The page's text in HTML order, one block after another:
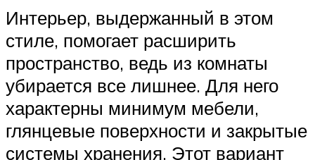
Интерьер, выдержанный в этом
стиле, помогает расширить
пространство, ведь из комнаты
убирается все лишнее. Для него
характерны минимум мебели,
глянцевые поверхности и закрытые
системы хранения. Этот вариант